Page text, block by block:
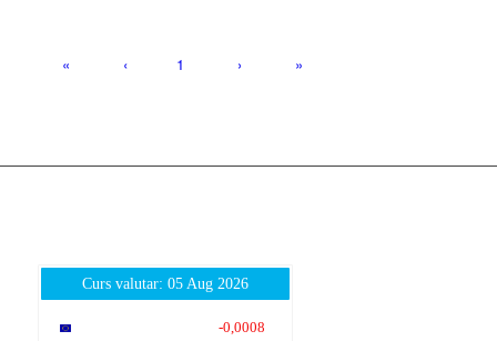
« ‹ 1 › »
Curs valutar: 05 Aug 2026
-0,0008